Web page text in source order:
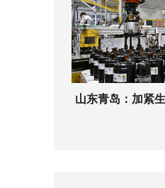
山东青岛：加紧